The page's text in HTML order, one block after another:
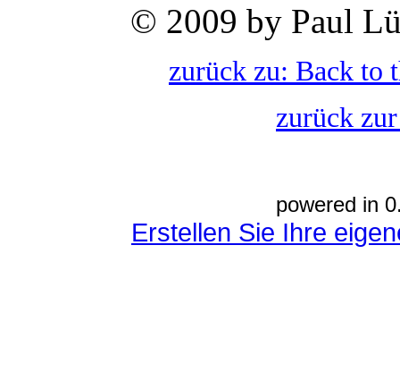
© 2009 by Paul
zurück zu: Back to
zurück
powered in
Erstellen Sie Ihre